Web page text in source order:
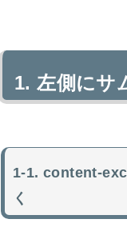
左側にサ
content-
く